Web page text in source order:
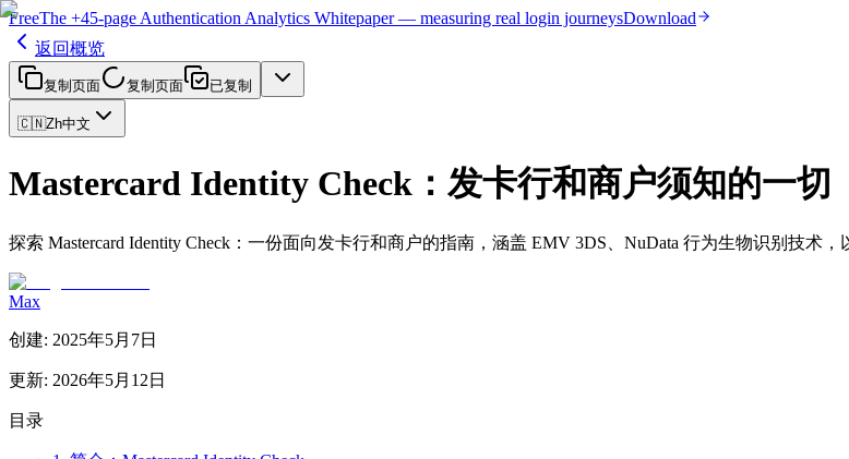
FreeThe +45-page Authentication Analytics Whitepaper — measuring real login journeysDownload
返回概览
复制页面 复制页面 已复制
🇨🇳Zh中文
Mastercard Identity Check：发卡行和商户须知的一切
探索 Mastercard Identity Check：一份面向发卡行和商户的指南，涵盖 EMV 3DS、NuData 行为生物识别技术
Max
创建: 2025年5月7日
更新: 2026年5月12日
目录